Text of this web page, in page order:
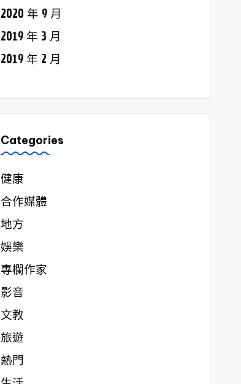
2020 年 9 月
2019 年 3 月
2019 年 2 月
Categories
健康
合作媒體
地方
娛樂
專欄作家
影音
文教
旅遊
熱門